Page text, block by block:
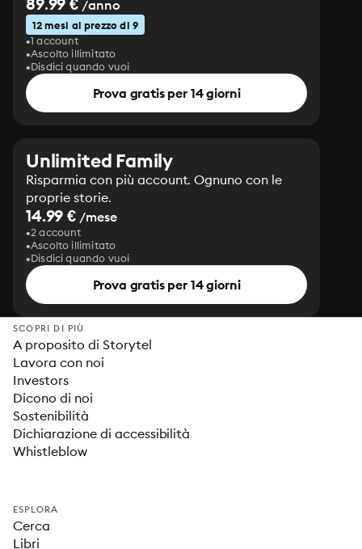
/anno
12 mesi al prezzo di 9
1 account
Ascolto illimitato
Disdici quando vuoi
Prova gratis per 14 giorni
Unlimited Family
Risparmia con più account. Ognuno con le
proprie storie.
14.99 € /mese
2 account
Ascolto illimitato
Disdici quando vuoi
Prova gratis per 14 giorni
SCOPRI DI PIÙ
A proposito di Storytel
Lavora con noi
Investors
Dicono di noi
Sostenibilità
Dichiarazione di accessibilità
Whistleblow
ESPLORA
Cerca
Libri